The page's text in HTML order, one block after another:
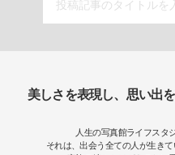
美しさを表現し、思い出
人生の写真館ライフスタ
それは、出会う全ての人が生き